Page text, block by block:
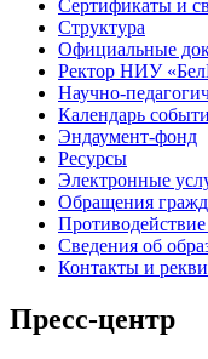
Сертификаты и
Структура
Официальные
Ректор НИУ
Научно-
Календарь
Эндаумент-фонд
Ресурсы
Электронные
Обращения
Сведения об
Контакты и
Пресс-центр